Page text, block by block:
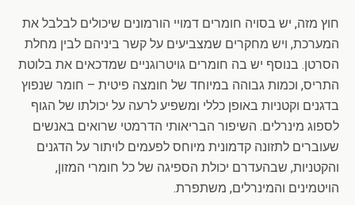
חוץ מזה, יש בסויה חומרים דמויי הורמונים שיכולים לבלבל את
המערכת, ויש מחקרים שמצביעים על קשר ביניהם לבין מחלת
הסרטן. בנוסף יש בה חומרים גויטרוגניים שמדכאים את בלוטת
התריס, וכמות גבוהה במיוחד של חומצה פיטית – חומר שנפוץ
בדגנים וקטניות באופן כללי ומשפיע לרעה על יכולתו של הגוף
לספוג מינרלים. השיפור הבריאותי הדרמטי שרואים באנשים
שעוברים לתזונה קדמונית מיוחס לפעמים לויתור על הדגנים
והקטניות, שבהעדרם יכולת הספיגה של כל חומרי המזון,
הויטמינים והמינרלים, משתפרת.